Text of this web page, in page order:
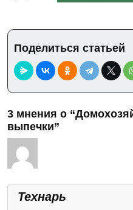
Поделиться статьей
3 мнения о
выпечки”
Технарь